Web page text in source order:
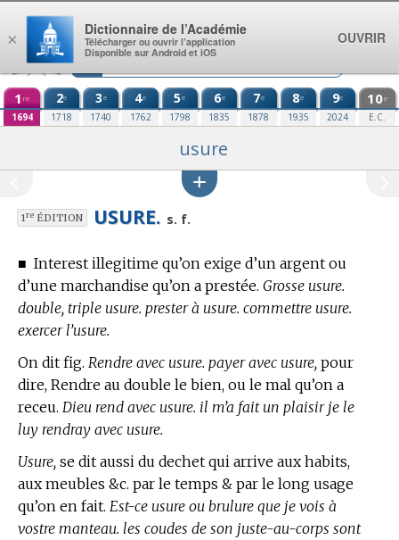
Aller au contenu
1 re
1694
2e
1718
3e
1740
4e
1762
5e
1798
6e
1835
7e
1878
8e
1935
9e
2024
10e
E.C.
usure
1reÉDITION USURE. s. f.
■ Interest illegitime qu’on exige d’un argent ou
d’une marchandise qu’on a prestée. Grosse usure.
double, triple usure. prester à usure. commettre usure.
exercer l’usure.
On dit fig. Rendre avec usure. payer avec usure, pour
dire, Rendre au double le bien, ou le mal qu’on a
receu. Dieu rend avec usure. il m’a fait un plaisir je le
luy rendray avec usure.
Usure, se dit aussi du dechet qui arrive aux habits,
aux meubles &c. par le temps & par le long usage
qu’on en fait. Est-ce usure ou brulure que je vois à
vostre manteau. les coudes de son juste-au-corps sont
×
Dictionnaire de l’Académie
Télécharger ou ouvrir l’application
Disponible sur Android et iOS
OUVRIR